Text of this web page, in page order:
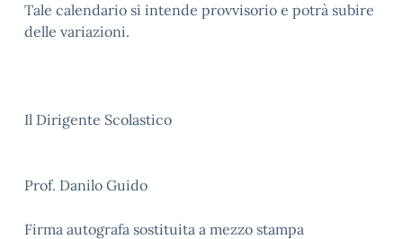
Tale calendario si intende provvisorio e potrà subire
delle variazioni.
Il Dirigente Scolastico
Prof. Danilo Guido
Firma autografa sostituita a mezzo stampa